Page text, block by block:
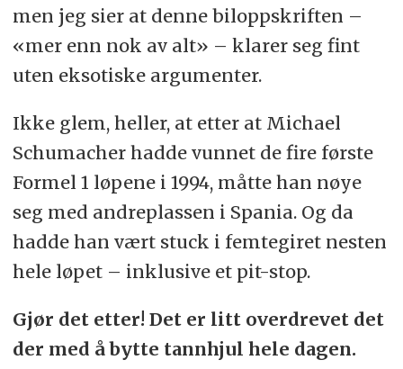
men jeg sier at denne biloppskriften –
«mer enn nok av alt» – klarer seg fint
uten eksotiske argumenter.
Ikke glem, heller, at etter at Michael
Schumacher hadde vunnet de fire første
Formel 1 løpene i 1994, måtte han nøye
seg med andreplassen i Spania. Og da
hadde han vært stuck i femtegiret nesten
hele løpet – inklusive et pit-stop.
Gjør det etter! Det er litt overdrevet det
der med å bytte tannhjul hele dagen.